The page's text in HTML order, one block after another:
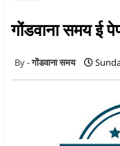
गोंडवाना समय ई
गोंडवाना समय